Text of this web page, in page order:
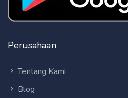
Perusahaan
Tentang Kami
Blog